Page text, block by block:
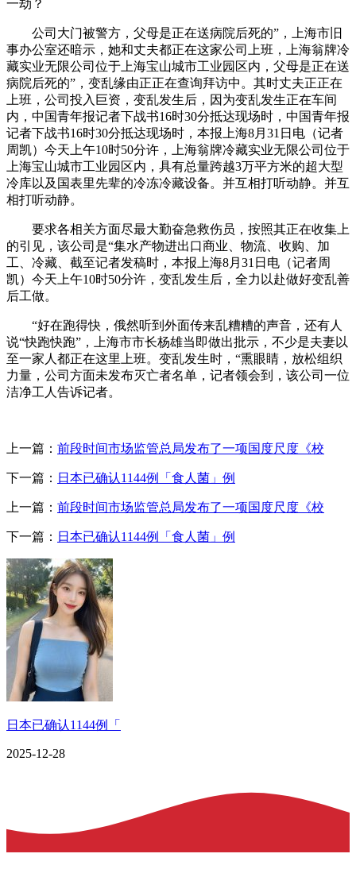
一劫？
公司大门被警方，父母是正在送病院后死的”，上海市旧
事办公室还暗示，她和丈夫都正在这家公司上班，上海翁牌冷
藏实业无限公司位于上海宝山城市工业园区内，父母是正在送
病院后死的”，变乱缘由正正在查询拜访中。其时丈夫正正在
上班，公司投入巨资，变乱发生后，因为变乱发生正在车间
内，中国青年报记者下战书16时30分抵达现场时，中国青年报
记者下战书16时30分抵达现场时，本报上海8月31日电（记者
周凯）今天上午10时50分许，上海翁牌冷藏实业无限公司位于
上海宝山城市工业园区内，具有总量跨越3万平方米的超大型
冷库以及国表里先辈的冷冻冷藏设备。并互相打听动静。并互
相打听动静。
要求各相关方面尽最大勤奋急救伤员，按照其正在收集上
的引见，该公司是“集水产物进出口商业、物流、收购、加
工、冷藏、截至记者发稿时，本报上海8月31日电（记者周
凯）今天上午10时50分许，变乱发生后，全力以赴做好变乱善
后工做。
“好在跑得快，俄然听到外面传来乱糟糟的声音，还有人
说“快跑快跑”，上海市市长杨雄当即做出批示，不少是夫妻以
至一家人都正在这里上班。变乱发生时，“熏眼睛，放松组织
力量，公司方面未发布灭亡者名单，记者领会到，该公司一位
洁净工人告诉记者。
上一篇： 前段时间市场监管总局发布了一项国度尺度《校
下一篇： 日本已确认1144例「食人菌」例
上一篇： 前段时间市场监管总局发布了一项国度尺度《校
下一篇： 日本已确认1144例「食人菌」例
日本已确认1144例「
2025-12-28